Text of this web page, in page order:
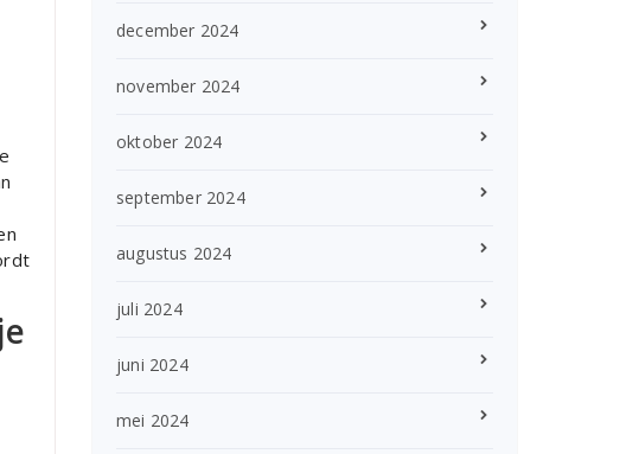
december 2024
november 2024
oktober 2024
september 2024
augustus 2024
juli 2024
juni 2024
mei 2024